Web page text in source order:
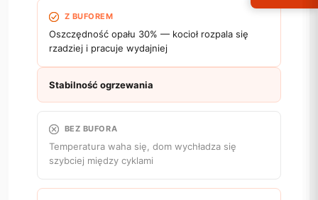
Z BUFOREM
Oszczędność opału 30% — kocioł rozpala się
rzadziej i pracuje wydajniej
Stabilność ogrzewania
BEZ BUFORA
Temperatura waha się, dom wychładza się
szybciej między cyklami